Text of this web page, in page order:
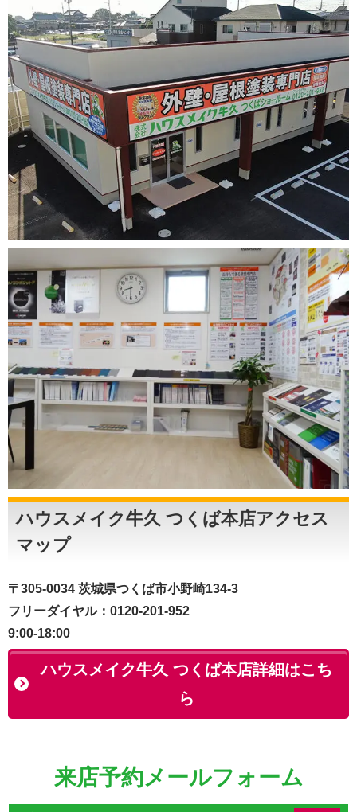
ハウスメイク牛久 つくば本店アクセス
マップ
〒305-0034 茨城県つくば市小野崎134-3
フリーダイヤル：0120-201-952
9:00-18:00
ハウスメイク牛久 つくば本店詳細はこち
ら
来店予約メールフォーム